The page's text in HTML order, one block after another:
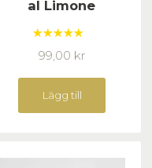
al Limone
Betygsatt
5.00av 5
99,00 kr
Lägg till